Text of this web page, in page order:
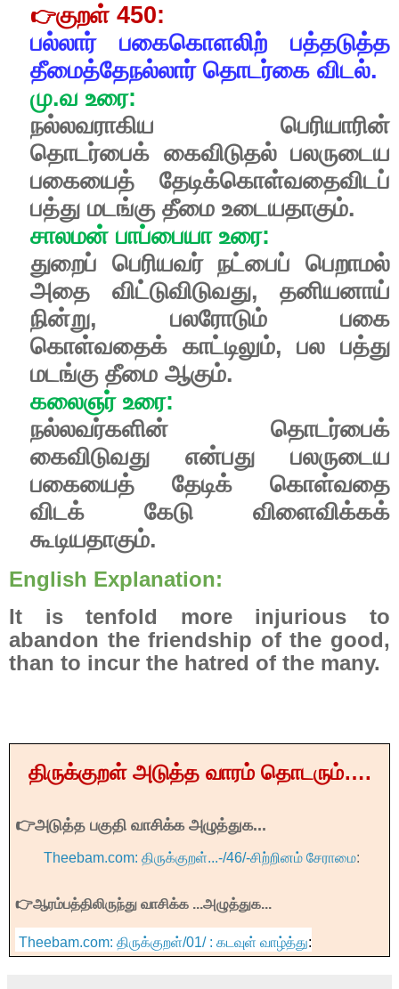
👉குறள்450:
பல்லார்
பகைகொளலிற்
பத்தடுத்த
தீமைத்தேநல்லார் தொடர்கை விடல்.
மு.வ உரை:
நல்லவராகிய
பெரியாரின்
தொடர்பைக் கைவிடுதல் பலருடைய
பகையைத்
தேடிக்கொள்வதைவிடப்
பத்து மடங்கு தீமை உடையதாகும்.
சாலமன் பாப்பையா உரை:
துறைப் பெரியவர் நட்பைப்
பெறாமல்
அதை
விட்டுவிடுவது, தனியனாய்
நின்று, பலரோடும்
பகை
கொள்வதைக் காட்டிலும்,பல பத்து
மடங்கு தீமை ஆகும்.
கலைஞர் உரை:
நல்லவர்களின்
தொடர்பைக்
கைவிடுவது
என்பது
பலருடைய
பகையைத்
தேடிக்
கொள்வதை
விடக்
கேடு
விளைவிக்கக்
கூடியதாகும்.
English Explanation:
It is tenfold more injurious to
abandon the friendship of the good,
than to incur the hatred of the many.
திருக்குறள் அடுத்த வாரம் தொடரும்….
👉அடுத்த பகுதி வாசிக்க அழுத்துக...
Theebam.com: திருக்குறள்...-/46/-சிற்றினம் சேராமை:
👉ஆரம்பத்திலிருந்து வாசிக்க ...அழுத்துக...
Theebam.com: திருக்குறள்/01/ : கடவுள் வாழ்த்து: